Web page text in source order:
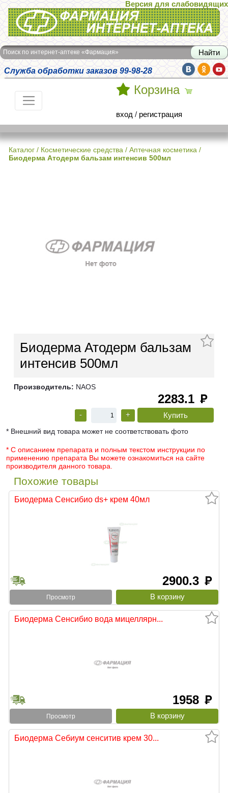
Интернет-аптека Фармация
Версия для слабовидящих
Поиск по интернет-аптеке «Фармация»
Служба обработки заказов 99-98-28
Корзина
вход / регистрация
Каталог / Косметические средства / Аптечная косметика /
Биодерма Атодерм бальзам интенсив 500мл
Биодерма Атодерм бальзам
интенсив 500мл
Производитель: NAOS
2283.1 руб
- +
* Внешний вид товара может не соответствовать фото
* С описанием препарата и полным текстом инструкции по
применению препарата Вы можете ознакомиться на сайте
производителя данного товара.
Похожие товары
Биодерма Сенсибио ds+ крем 40мл
2900.3 руб
Просмотр
Биодерма Сенсибио вода мицеллярн...
1958 руб
Просмотр
Биодерма Себиум сенситив крем 30...